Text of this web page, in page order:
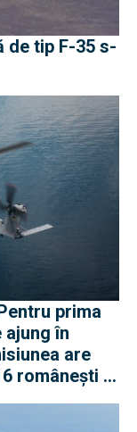
de tip F-35 s-
prima
ajung în
are
românești și